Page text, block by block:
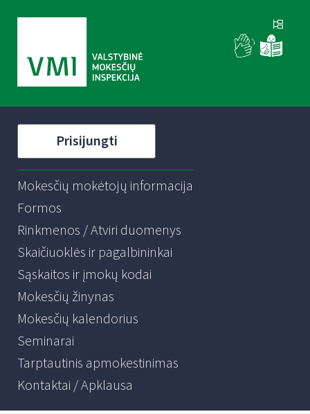
Prisijungti
Mokesčių mokėtojų informacija
Formos
Rinkmenos / Atviri duomenys
Skaičiuoklės ir pagalbininkai
Sąskaitos ir įmokų kodai
Mokesčių žinynas
Mokesčių kalendorius
Seminarai
Tarptautinis apmokestinimas
Kontaktai / Apklausa